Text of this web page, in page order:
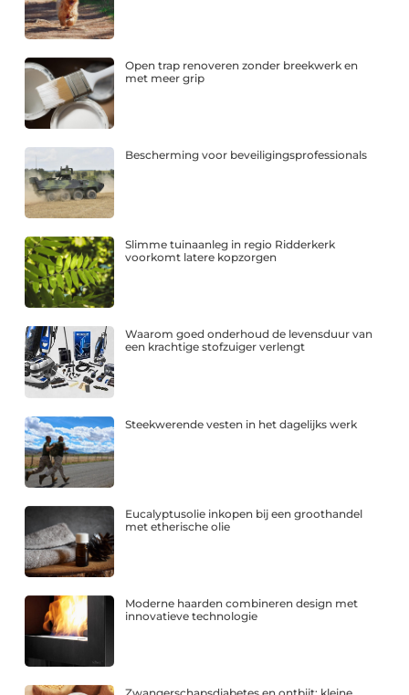
Open trap renoveren zonder breekwerk en
met meer grip
Bescherming voor beveiligingsprofessionals
Slimme tuinaanleg in regio Ridderkerk
voorkomt latere kopzorgen
Waarom goed onderhoud de levensduur van
een krachtige stofzuiger verlengt
Steekwerende vesten in het dagelijks werk
Eucalyptusolie inkopen bij een groothandel
met etherische olie
Moderne haarden combineren design met
innovatieve technologie